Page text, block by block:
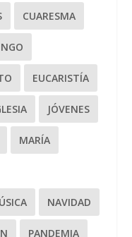
CUARESMA
EUCARISTÍA
JÓVENES
MARÍA
NAVIDAD
PANDEMIA